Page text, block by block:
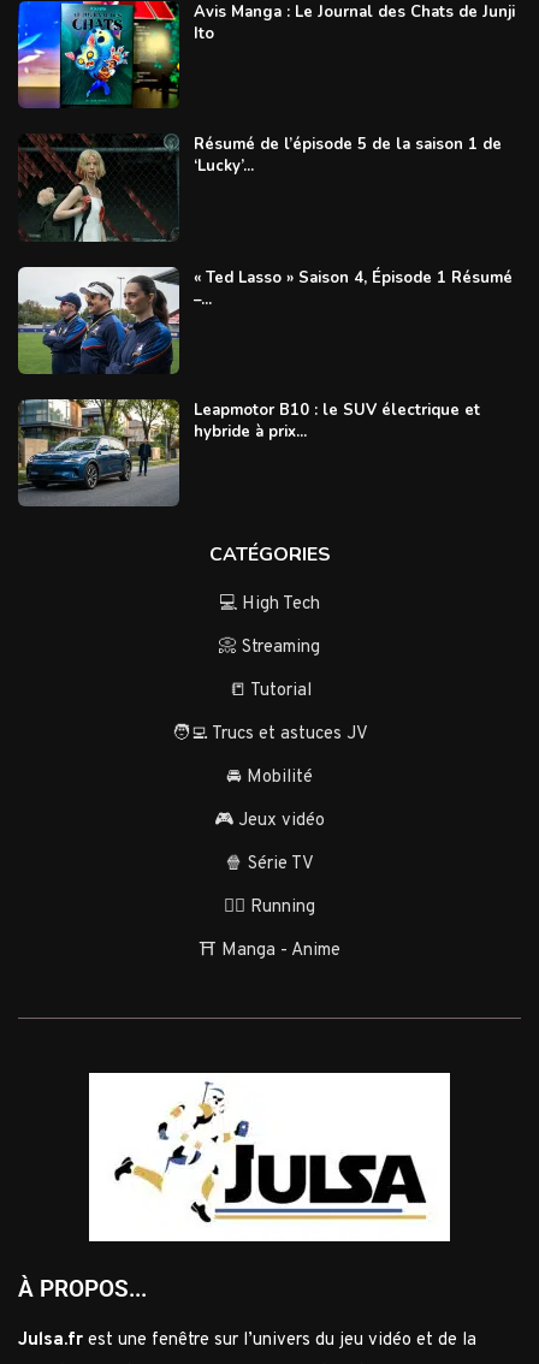
Avis Manga : Le Journal des Chats de Junji
Ito
Résumé de l’épisode 5 de la saison 1 de
‘Lucky’...
« Ted Lasso » Saison 4, Épisode 1 Résumé
–...
Leapmotor B10 : le SUV électrique et
hybride à prix...
CATÉGORIES
💻 High Tech
📀 Streaming
📒 Tutorial
🧑‍💻 Trucs et astuces JV
🚘 Mobilité
🎮 Jeux vidéo
🍿 Série TV
🏃‍♂️ Running
⛩️ Manga - Anime
À PROPOS...
Julsa.fr est une fenêtre sur l’univers du jeu vidéo et de la